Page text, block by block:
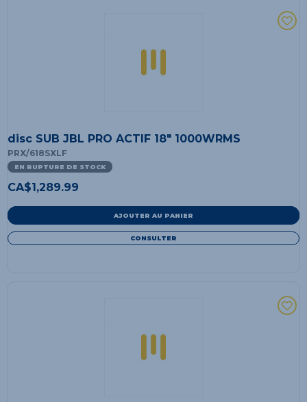
disc SUB JBL PRO ACTIF 18" 1000WRMS
PRX/618SXLF
EN RUPTURE DE STOCK
CA$1,289.99
AJOUTER AU PANIER
CONSULTER